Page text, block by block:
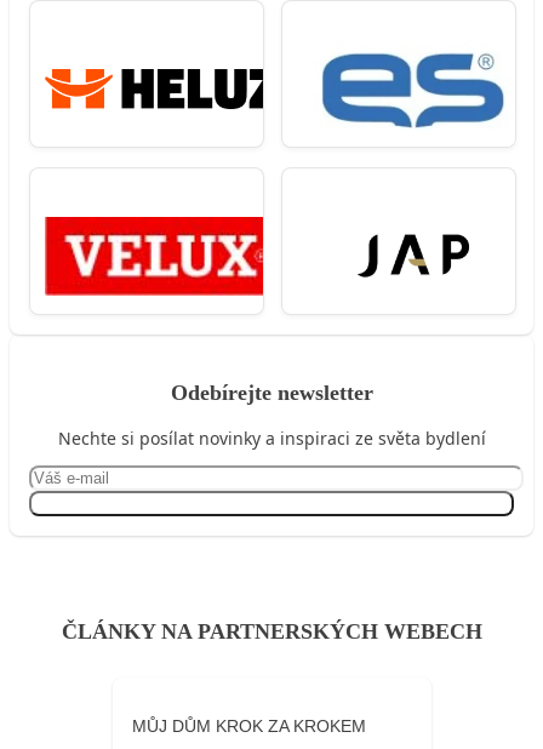
Odebírejte newsletter
Nechte si posílat novinky a inspiraci ze světa bydlení
ČLÁNKY NA PARTNERSKÝCH WEBECH
MŮJ DŮM KROK ZA KROKEM